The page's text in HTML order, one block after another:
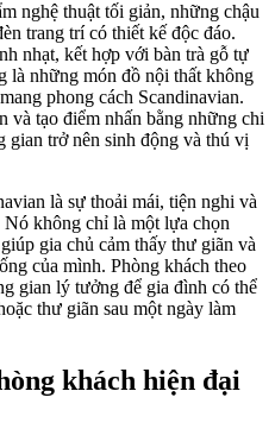
nghệ thuật tối giản, những chậu
trang trí có thiết kế độc đáo.
nhạt, kết hợp với bàn trà gỗ tự
là những món đồ nội thất không
phong cách Scandinavian.
và tạo điểm nhấn bằng những chi
gian trở nên sinh động và thú vị
là sự thoải mái, tiện nghi và
không chỉ là một lựa chọn
gia chủ cảm thấy thư giãn và
của mình. Phòng khách theo
gian lý tưởng để gia đình có thể
thư giãn sau một ngày làm
khách hiện đại